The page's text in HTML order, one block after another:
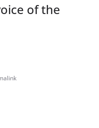
of the